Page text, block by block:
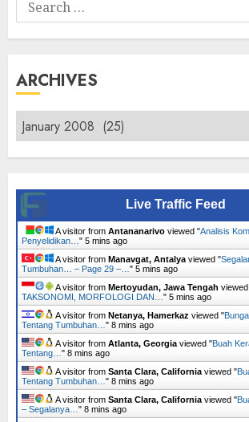
for:
ARCHIVES
Archives
Live Traffic Feed
A visitor from Antananarivo viewed "Analisis
Penyelidikan… " 5 mins ago
A visitor from Manavgat, Antalya viewed "
Tumbuhan… – Page 29 –… " 5 mins ago
A visitor from Mertoyudan, Jawa Tengah
TAKSONOMI, MORFOLOGI DAN… " 5 mins ago
A visitor from Netanya, Hamerkaz viewed "
Tentang Tumbuhan… " 8 mins ago
A visitor from Atlanta, Georgia viewed "Buah
Tentang… " 8 mins ago
A visitor from Santa Clara, California viewed "
Tentang Tumbuhan… " 8 mins ago
A visitor from Santa Clara, California viewed "
– Segalanya… " 8 mins ago